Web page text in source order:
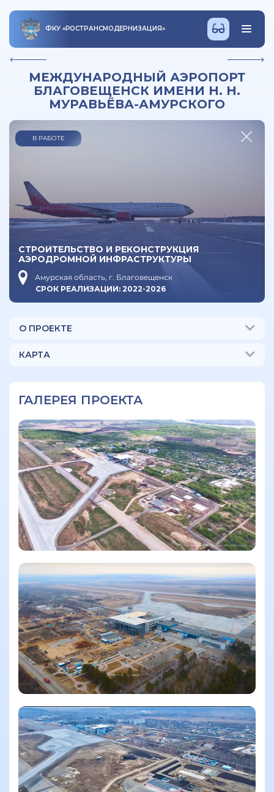
ФКУ «РОСТРАНСМОДЕРНИЗАЦИЯ»
МЕЖДУНАРОДНЫЙ АЭРОПОРТ
БЛАГОВЕЩЕНСК ИМЕНИ Н. Н.
МУРАВЬЁВА-АМУРСКОГО
В РАБОТЕ
СТРОИТЕЛЬСТВО И РЕКОНСТРУКЦИЯ
АЭРОДРОМНОЙ ИНФРАСТРУКТУРЫ
Амурская область, г. Благовещенск
СРОК РЕАЛИЗАЦИИ: 2022-2026
О ПРОЕКТЕ
КАРТА
ГАЛЕРЕЯ ПРОЕКТА
Смотреть еще